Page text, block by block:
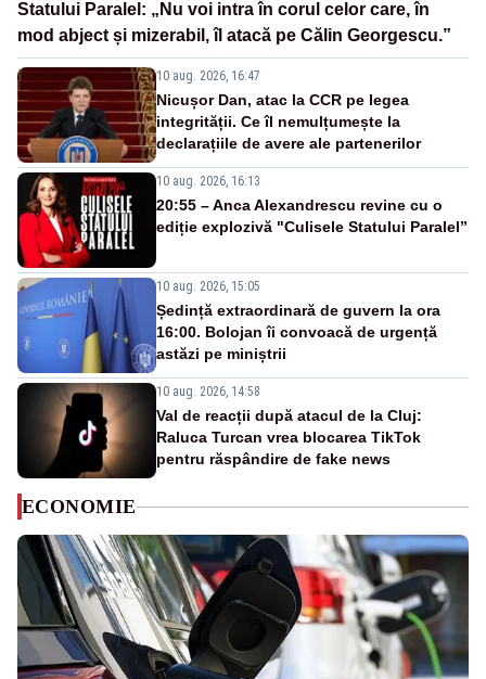
Statului Paralel: „Nu voi intra în corul celor care, în
mod abject și mizerabil, îl atacă pe Călin Georgescu.”
10 aug. 2026, 16:47
Nicușor Dan, atac la CCR pe legea
integrității. Ce îl nemulțumește la
declarațiile de avere ale partenerilor
10 aug. 2026, 16:13
20:55 – Anca Alexandrescu revine cu o
ediție explozivă "Culisele Statului Paralel”
10 aug. 2026, 15:05
Ședință extraordinară de guvern la ora
16:00. Bolojan îi convoacă de urgență
astăzi pe miniștrii
10 aug. 2026, 14:58
Val de reacții după atacul de la Cluj:
Raluca Turcan vrea blocarea TikTok
pentru răspândire de fake news
ECONOMIE